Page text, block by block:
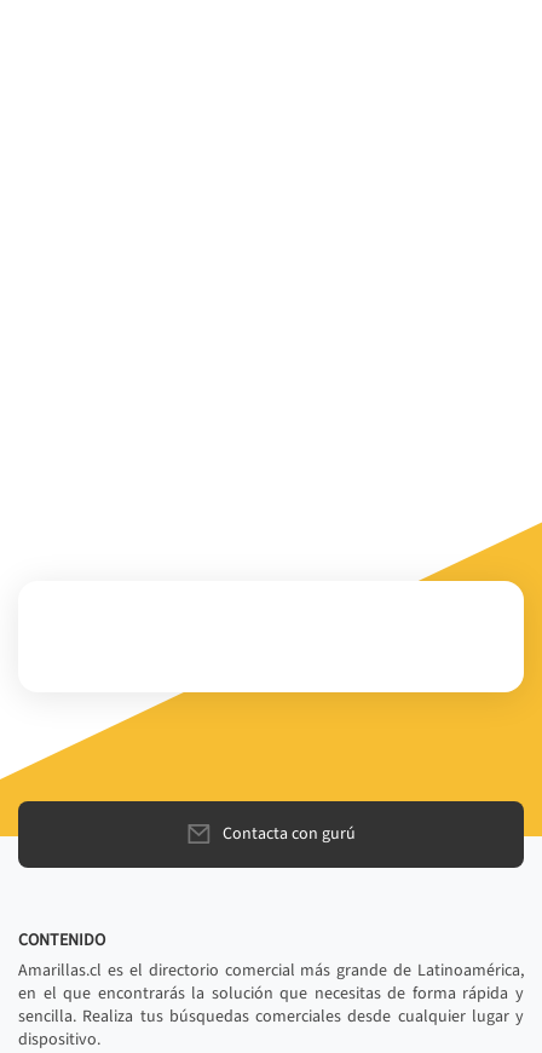
Contacta con gurú
CONTENIDO
Amarillas.cl es el directorio comercial más grande de Latinoamérica,
en el que encontrarás la solución que necesitas de forma rápida y
sencilla. Realiza tus búsquedas comerciales desde cualquier lugar y
dispositivo.